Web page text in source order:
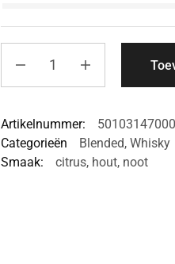
Artikelnummer:
Categorieën
Blended, Whisky
Smaak:
citrus, hout, noot